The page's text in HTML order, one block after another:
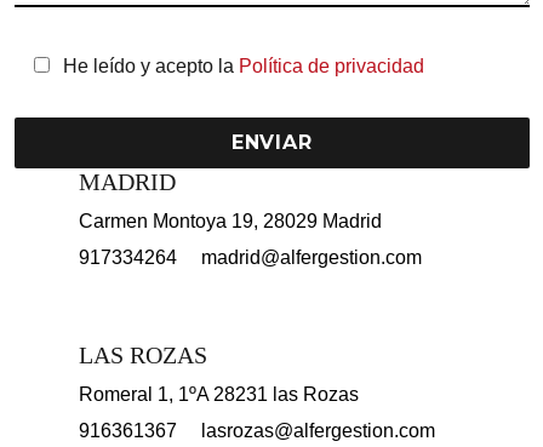
He leído y acepto la Política de privacidad
MADRID
Carmen Montoya 19, 28029 Madrid
917334264
madrid@alfergestion.com
LAS ROZAS
Romeral 1, 1ºA 28231 las Rozas
916361367
lasrozas@alfergestion.com